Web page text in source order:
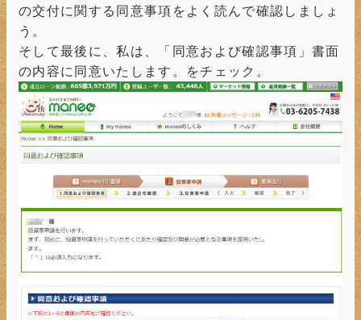
の交付に関する同意事項をよく読んで確認しましょ
う。
そして最後に、私は、「同意および確認事項」書面
の内容に同意いたします。をチェック。